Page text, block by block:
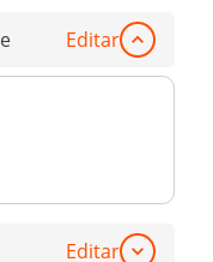
Editar
Editar